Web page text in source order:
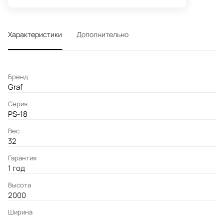
Характеристики Дополнительно
Бренд
Graf
Серия
PS-18
Вес
32
Гарантия
1 год
Высота
2000
Ширина